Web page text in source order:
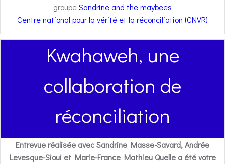
groupeSandrine and the maybees
Centre national pour la vérité et la réconciliation (CNVR)
Kwahaweh, une
collaboration de
réconciliation
Entrevue réalisée avec Sandrine Masse-Savard, Andrée
Levesque-Sioui et Marie-France Mathieu Quelle a été votre